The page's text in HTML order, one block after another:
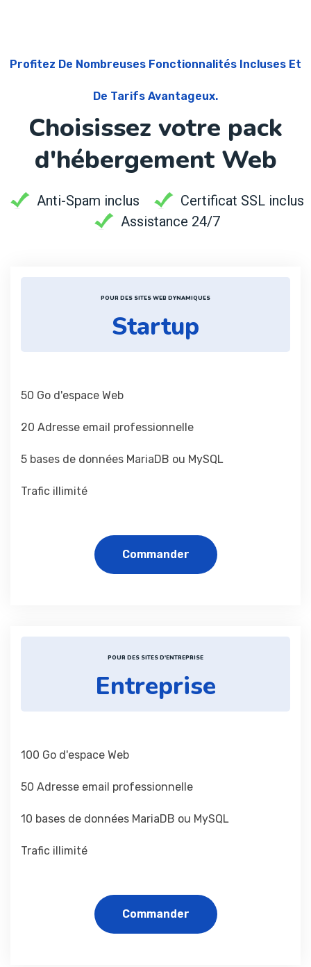
Profitez De Nombreuses Fonctionnalités Incluses Et
De Tarifs Avantageux.
Choisissez votre pack
d'hébergement Web
Anti-Spam inclus
Certificat SSL inclus
Assistance 24/7
POUR DES SITES WEB DYNAMIQUES
Startup
50 Go d'espace Web
20 Adresse email professionnelle
5 bases de données MariaDB ou MySQL
Trafic illimité
Commander
POUR DES SITES D'ENTREPRISE
Entreprise
100 Go d'espace Web
50 Adresse email professionnelle
10 bases de données MariaDB ou MySQL
Trafic illimité
Commander